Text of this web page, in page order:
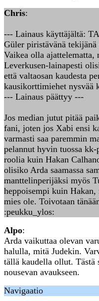
Chris:
--- Lainaus käyttäjältä:
Güler piristävänä
Vaikea olla
Leverkusen-lainapesti
että valtaosan kaudesta
kausikorttimiehet nysvää
--- Lainaus päättyy ---
Jos median jutut pitää
fani, joten jos Xabi ensi
varmasti saa paremmin
pelannut hyvin tuossa
roolia kuin Hakan
olisiko Arda saamassa
manttelinperijäksi myös
heppoisempi kuin Hakan,
mies ole. Toivotaan
:peukku_ylos:
Alpo:
Arda vaikuttaa olevan
halulla, mitä Judekin.
tällä kaudella ollut. Tästä
nousevan avaukseen.
Navigaatio